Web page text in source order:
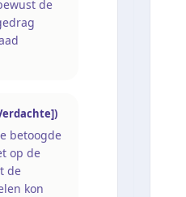
de
betoogde
op de
de
kon